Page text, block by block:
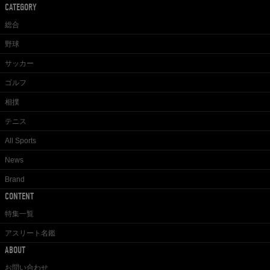
CATEGORY
総合
野球
サッカー
ゴルフ
相撲
テニス
All Sports
News
Brand
CONTENT
特集一覧
アスリート名鑑
ABOUT
お問い合わせ